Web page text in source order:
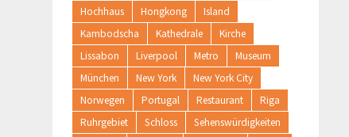
Hochhaus
Hongkong
Island
Kambodscha
Kathedrale
Kirche
Lissabon
Liverpool Metro
Museum
München
New York
New York City
Norwegen
Portugal Restaurant
Riga
Ruhrgebiet
Schloss
Sehenswürdigkeiten